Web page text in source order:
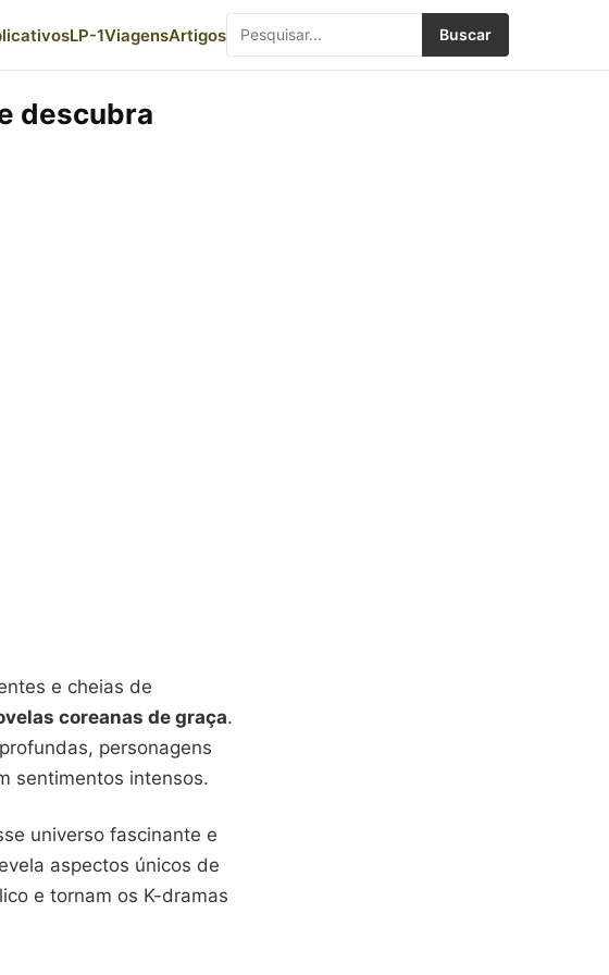
LP-1ViagensArtigos Buscar
descubra
e cheias de
coreanas de graça.
personagens
sentimentos intensos.
universo fascinante e
aspectos únicos de
e tornam os K-dramas